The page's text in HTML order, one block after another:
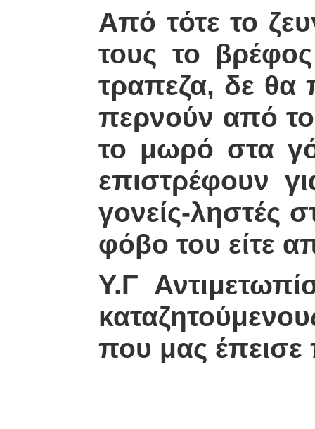
Από τότε το
τους το
τραπεζα, δε θα
περνούν από
το μωρό στα
επιστρέφουν
γονείς-ληστές
φόβο του είτε
Υ.Γ
που μας έπεισε